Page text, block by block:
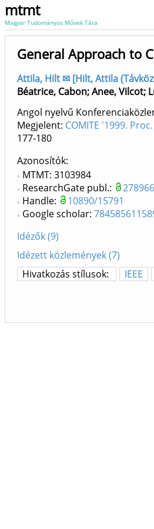
mtmt
Magyar Tudományos Művek Tára
General Approach to
Attila, Hilt ✉ [Hilt, Attila
Béatrice, Cabon;Anee, Vilcot;
Angol nyelvű
Megjelent: COMITE '1999.
177-180
Azonosítók
MTMT: 3103984
ResearchGate publ.:
Handle:
10890/15791
Google scholar:
Idézők (9)
Idézett közlemények (7)
Hivatkozás stílusok:
IEEE